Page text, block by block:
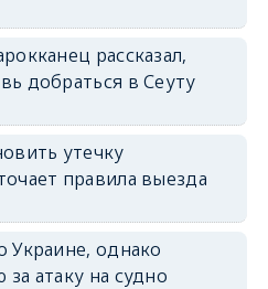
рассказал,
добраться в Сеуту
утечку
правила выезда
Украине, однако
атаку на судно